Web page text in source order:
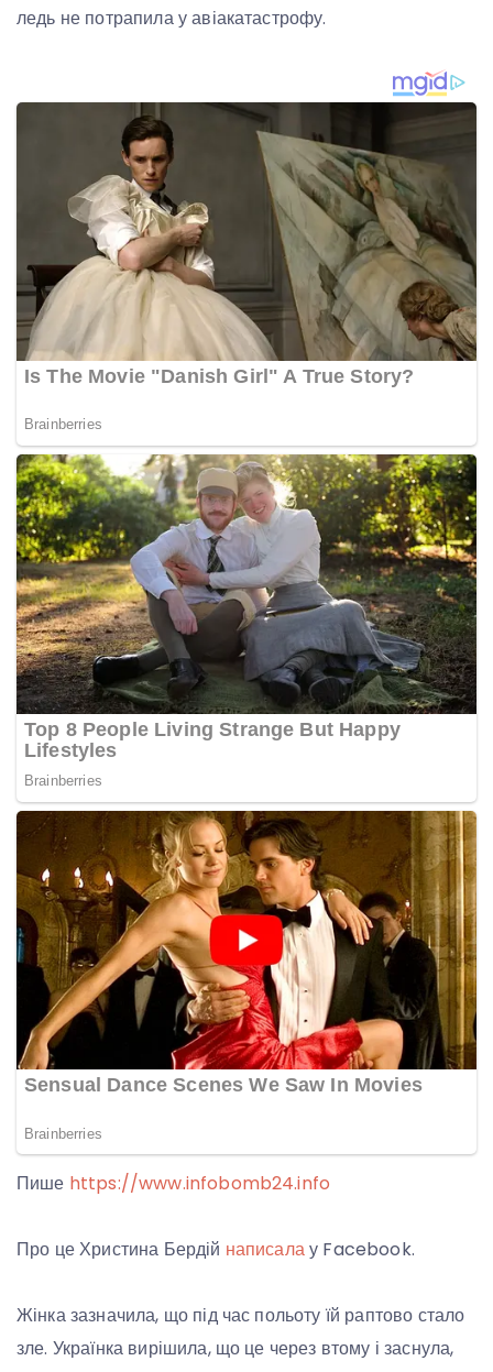
ледь не потрапила у авіакатастрофу.
Пише https://www.infobomb24.info
Про це Христина Бердій написалау Facebook.
Жінка зазначила, що під час польоту їй раптово стало
зле. Українка вирішила, що це через втому і заснула,